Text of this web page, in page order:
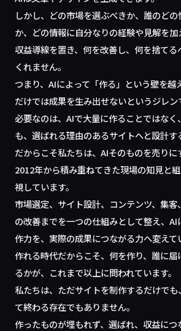
しかし、どの市場を選ぶべきか、誰のど
か、どの情報に自分なりの経験や見解を
収益導線を置き、何を改善し、何を捨て
くれません。
つまり、AIによって「作る」という壁を越
だけでは成果を生み出せないというジレン
必要なのは、AIで大量に作ることではなく
も、選ばれる理由のあるサイトへと設計す
だからこそ私たちは、AIそのものを売りに
2012年から積み重ねてきた現場の知見と
視しています。
市場選定、サイト設計、コンテンツ、集
の改善までを一つの仕組みとして整え、AI
作力を、実際の成果につながる力へ変えて
作れる時代だからこそ、何を作り、誰に届
るかが、これまで以上に問われています。
私たちは、ただサイトを制作するだけで
て終わる存在でもありません。
作ったものが埋もれず、選ばれ、収益に